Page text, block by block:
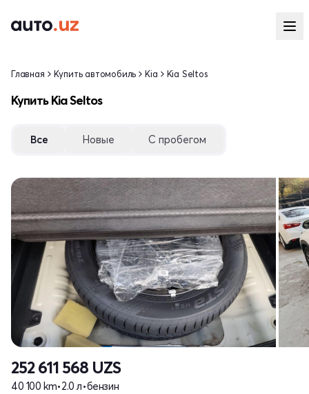
Главная Купить автомобиль Kia Kia Seltos
Купить Kia Seltos
Все Новые С пробегом
252 611 568 UZS
40 100 km•2.0 л•бензин